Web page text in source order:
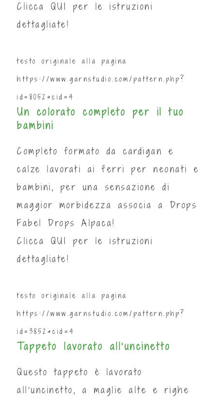
Clicca QUI
per le istruzioni
dettagliate!
testo originale alla pagina
https://www.garnstudio.com/pattern.php?
id=8052&cid=4
Un colorato completo per il tuo
bambini
Completo formato da cardigan e
calze lavorati ai ferri per neonati e
bambini, per una sensazione di
maggior morbidezza associa a Drops
Fabel Drops Alpaca!
Clicca QUI
per le istruzioni
dettagliate!
testo originale alla pagina
https://www.garnstudio.com/pattern.php?
id=3852&cid=4
Tappeto lavorato all'uncinetto
Questo tappeto è lavorato
all’uncinetto, a maglie alte e righe